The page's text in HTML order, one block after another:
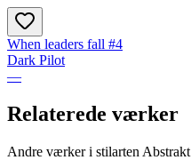
When leaders fall #4
Dark Pilot
—
Relaterede værker
Andre værker i stilarten Abstrakt